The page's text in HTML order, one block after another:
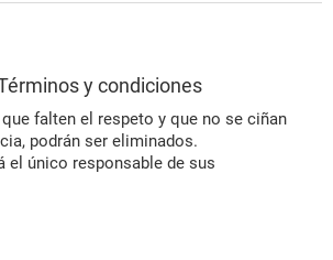
y condiciones
falten el respeto y que no se ciñan
podrán ser eliminados.
el único responsable de sus